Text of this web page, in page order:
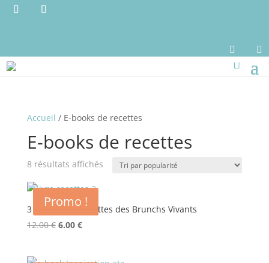
 
Accueil / E-books de recettes
E-books de recettes
8 résultats affichés
Promo !
3 E-books de recettes des Brunchs Vivants
12.00€ Le
6.00 €Le